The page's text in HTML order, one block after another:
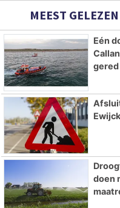
MEEST GELEZEN
Eén
doen